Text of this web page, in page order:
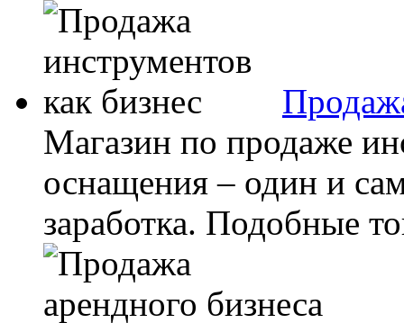
Магазин по продаже
оснащения – один и
заработка. Подобные